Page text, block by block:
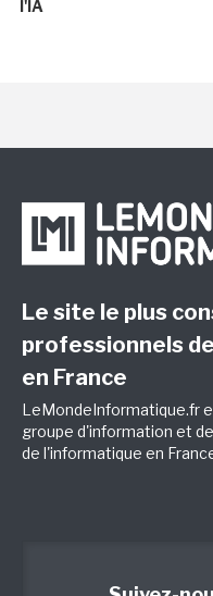
l'IA
Le site le plus
professionnels
en France
LeMondeInformatique.fr
groupe d'information et
de l'informatique en